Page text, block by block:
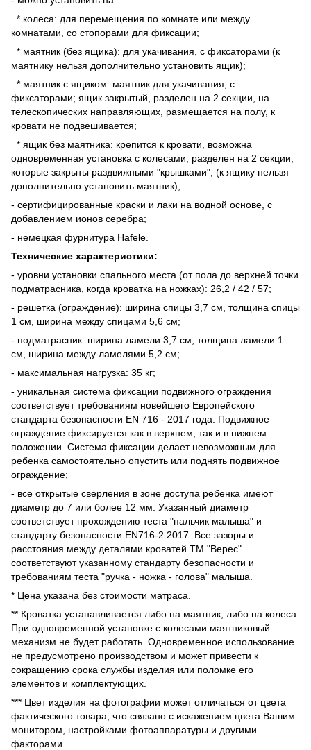
* колеса: для перемещения по комнате или между
комнатами, со стопорами для фиксации;
* маятник (без ящика): для укачивания, с фиксаторами (к
маятнику нельзя дополнительно установить ящик);
* маятник с ящиком: маятник для укачивания, с
фиксаторами; ящик закрытый, разделен на 2 секции, на
телескопических направляющих, размещается на полу, к
кровати не подвешивается;
* ящик без маятника: крепится к кровати, возможна
одновременная установка с колесами, разделен на 2 секции,
которые закрыты раздвижными "крышками", (к ящику нельзя
дополнительно установить маятник);
- сертифицированные краски и лаки на водной основе, с
добавлением ионов серебра;
- немецкая фурнитура Hafele.
Технические характеристики:
- уровни установки спального места (от пола до верхней точки
подматрасника, когда кроватка на ножках): 26,2 / 42 / 57;
- решетка (ограждение): ширина спицы 3,7 см, толщина спицы
1 см, ширина между спицами 5,6 см;
- подматрасник: ширина ламели 3,7 см, толщина ламели 1
см, ширина между ламелями 5,2 см;
- максимальная нагрузка: 35 кг;
- уникальная система фиксации подвижного ограждения
соответствует требованиям новейшего Европейского
стандарта безопасности EN 716 - 2017 года. Подвижное
ограждение фиксируется как в верхнем, так и в нижнем
положении. Система фиксации делает невозможным для
ребенка самостоятельно опустить или поднять подвижное
ограждение;
- все открытые сверления в зоне доступа ребенка имеют
диаметр до 7 или более 12 мм. Указанный диаметр
соответствует прохождению теста "пальчик малыша" и
стандарту безопасности EN716-2:2017. Все зазоры и
расстояния между деталями кроватей ТМ "Верес"
соответствуют указанному стандарту безопасности и
требованиям теста "ручка - ножка - голова" малыша.
* Цена указана без стоимости матраса.
** Кроватка устанавливается либо на маятник, либо на колеса.
При одновременной установке с колесами маятниковый
механизм не будет работать. Одновременное использование
не предусмотрено производством и может привести к
сокращению срока службы изделия или поломке его
элементов и комплектующих.
*** Цвет изделия на фотографии может отличаться от цвета
фактического товара, что связано с искажением цвета Вашим
монитором, настройками фотоаппаратуры и другими
факторами.